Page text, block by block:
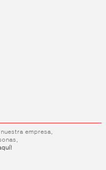
empresa,